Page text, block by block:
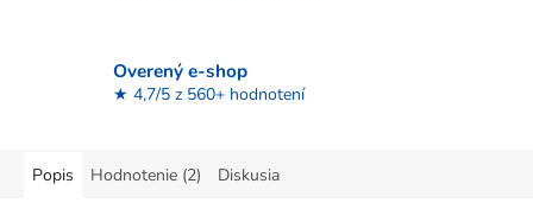
Overený e-shop
★ 4,7/5 z 560+ hodnotení
Popis Hodnotenie (2) Diskusia